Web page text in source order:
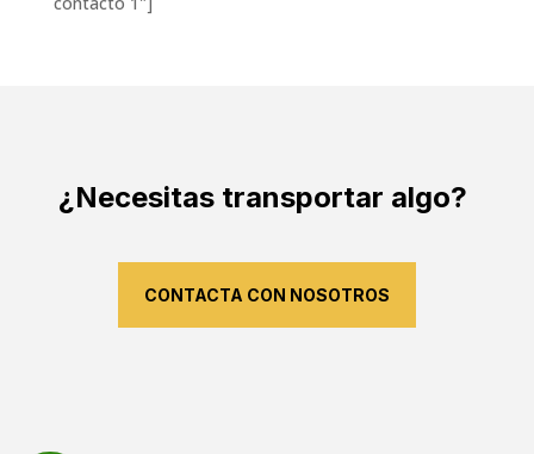
¿Necesitas transportar algo?
CONTACTA CON NOSOTROS